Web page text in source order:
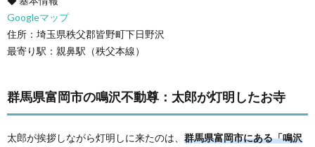
Googleマップ
住所：埼玉県秩父郡皆野町下日野沢
最寄り駅：親鼻駅（秩父本線）
群馬県富岡市の鳴沢不動尊：太郎が灯明したお寺
太郎が挨拶しながら灯明しに来たのは、 群馬県富岡市にある「鳴沢